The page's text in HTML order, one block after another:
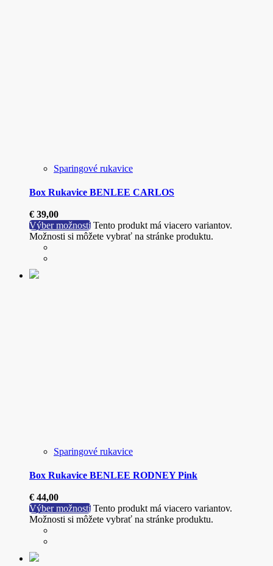
Sparingové rukavice
Box Rukavice BENLEE CARLOS
€ 39,00
Výber možností Tento produkt má viacero variantov.
Možnosti si môžete vybrať na stránke produktu.
Sparingové rukavice
Box Rukavice BENLEE RODNEY Pink
€ 44,00
Výber možností Tento produkt má viacero variantov.
Možnosti si môžete vybrať na stránke produktu.